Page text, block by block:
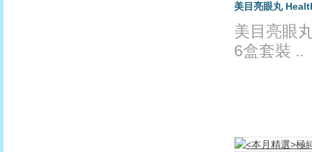
美目亮眼丸
美目亮眼
6盒套裝 ..